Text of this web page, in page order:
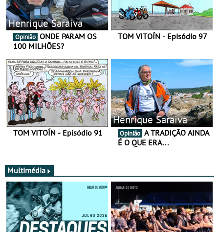
Henrique Saraiva
Opinião
100 MILHÕES?
TOM VITOÍN - Episódio 97
TOM VITOÍN - Episódio 91
Henrique Saraiva
Opinião
É O QUE ERA…
Multimédia